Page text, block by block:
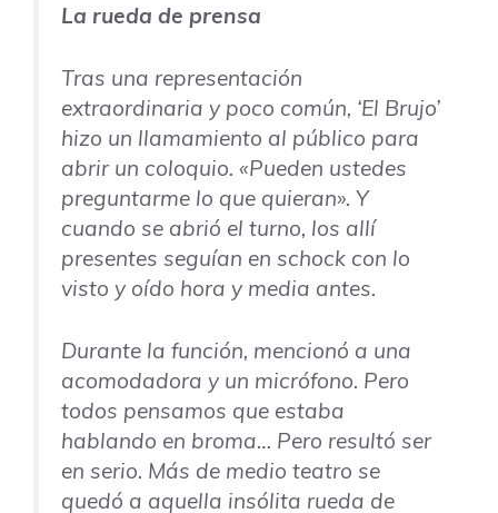
La rueda de prensa
Tras una representación
extraordinaria y poco común, ‘El Brujo’
hizo un llamamiento al público para
abrir un coloquio. «Pueden ustedes
preguntarme lo que quieran». Y
cuando se abrió el turno, los allí
presentes seguían en schock con lo
visto y oído hora y media antes.
Durante la función, mencionó a una
acomodadora y un micrófono. Pero
todos pensamos que estaba
hablando en broma… Pero resultó ser
en serio. Más de medio teatro se
quedó a aquella insólita rueda de